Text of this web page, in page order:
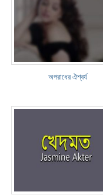
অপরাধের ঐশ্বর্য